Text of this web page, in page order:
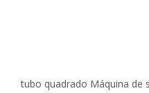
tubo quadrado Máquina de